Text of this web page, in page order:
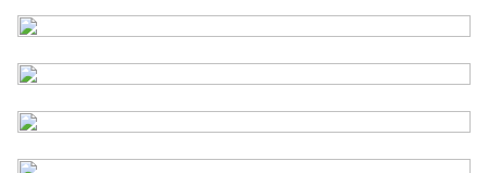
Акции
Рестораны
Чем заняться